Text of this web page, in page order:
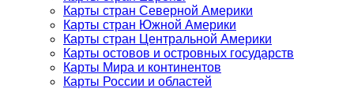
Карты стран Северной Америки
Карты стран Южной Америки
Карты стран Центральной Америки
Карты остовов и островных государств
Карты Мира и континентов
Карты России и областей